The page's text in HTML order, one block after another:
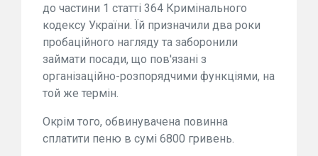
до частини 1 статті 364 Кримінального
кодексу України. Їй призначили два роки
пробаційного нагляду та заборонили
займати посади, що пов'язані з
організаційно-розпорядчими функціями, на
той же термін.
Окрім того, обвинувачена повинна
сплатити пеню в сумі 6800 гривень.